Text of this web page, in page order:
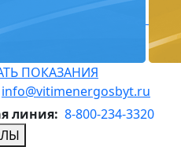
ПОКАЗАНИЯ
info@vitimenergosbyt.ru
линия: 8-800-234-3320